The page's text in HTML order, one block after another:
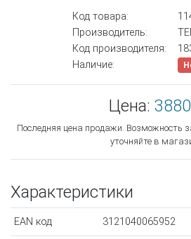
Код товара:
Производитель:
Код производителя:
Наличие:
Цена:
Последняя цена продажи. Возможность
уточняйте в
Характеристики
EAN код 3121040065952